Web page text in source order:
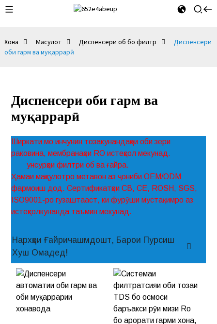
Хона Маҳсулот Диспенсери об бо филтр
Диспенсери
оби гарм ва муқаррарӣ
Диспенсери оби гарм ва
муқаррарӣ
Ширкати мо инчунин тозакунандаҳои оби зери
раковина, мембранаҳои RO истеҳсол мекунад.
унсурҳои филтри об ва ғайра.
Ҳамаи маҳсулотро метавон аз ҷониби OEM/ODM
фармоиш дод. Сертификатҳои CB, CE, ROSH, SGS,
ISO9001-ро гузаштааст, ки фурӯши мустақимро аз
истеҳсолкунанда таъмин мекунад.
Нархҳои Ғайричашмдошт, Барои Пурсиш
Хуш Омадед!